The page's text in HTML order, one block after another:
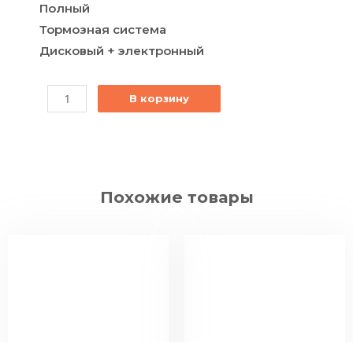
Полный
Тормозная система
Дисковый + электронный
В корзину
Похожие товары